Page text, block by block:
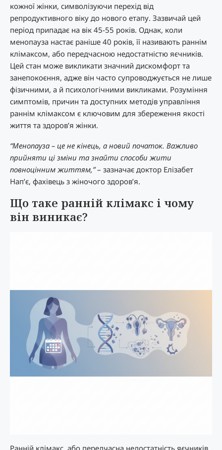
кожної жінки, символізуючи перехід від
репродуктивного віку до нового етапу. Зазвичай цей
період припадає на вік 45-55 років. Однак, коли
менопауза настає раніше 40 років, її називають раннім
клімаксом, або передчасною недостатністю яєчників.
Цей стан може викликати значний дискомфорт та
занепокоєння, адже він часто супроводжується не лише
фізичними, а й психологічними викликами. Розуміння
симптомів, причин та доступних методів управління
раннім клімаксом є ключовим для збереження якості
життя та здоров’я жінки.
“Менопауза – це не кінець, а новий початок. Важливо
прийняти ці зміни та знайти способи жити
повноцінним життям,”– зазначає доктор Елізабет
Нап’є, фахівець з жіночого здоров’я.
Що таке ранній клімакс і чому
він виникає?
Ранній клімакс, або передчасна недостатність яєчників